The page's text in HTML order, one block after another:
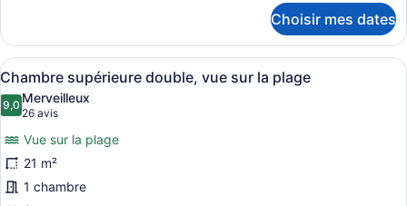
sur
la
mer
Chambre
Prestige
double,
sur
mer
Choisir mes dates
Afficher
toutes
les
photos
pour
ce
type
Une chambre d’hôtel avec un lit,
5
Chambre supérieure double, vue sur la plage
9,09,0 sur 10
Merveilleux
26 avis
(26 avis)
Vue sur la plage
21 m²
1 chambre